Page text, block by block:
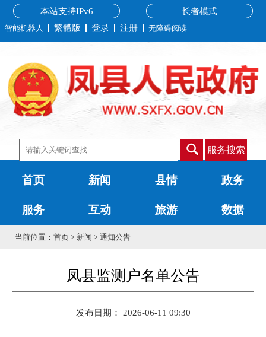
长者模式
本站支持IPv6
智能机器人 繁體版 登录 注册 无障碍阅读
服务搜索
首页 新闻 县情 政务
服务 互动 旅游 数据
当前位置： 首页 > 新闻 > 通知公告
凤县监测户名单公告
发布日期： 2026-06-11 09:30